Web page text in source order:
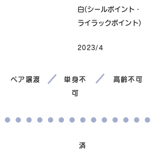
白(シールポイント・
ライラックポイント)
2023/4
ペア譲渡
単身不
可
高齢不可
済